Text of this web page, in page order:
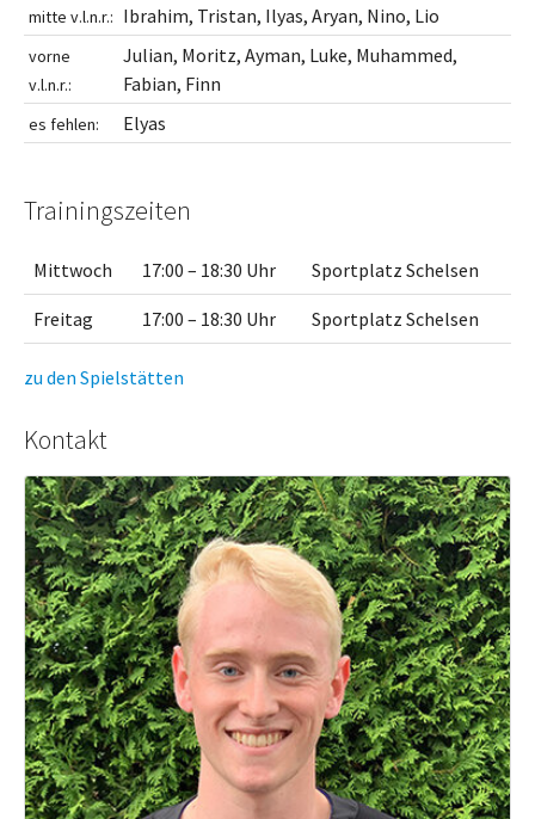
mitte v.l.n.r.: Ibrahim, Tristan, Ilyas, Aryan, Nino, Lio
vorne
v.l.n.r.:
Julian, Moritz, Ayman, Luke, Muhammed,
Fabian, Finn
es fehlen: Elyas
Trainingszeiten
Mittwoch 17:00 – 18:30 Uhr Sportplatz Schelsen
Freitag 17:00 – 18:30 Uhr Sportplatz Schelsen
zu den Spielstätten
Kontakt